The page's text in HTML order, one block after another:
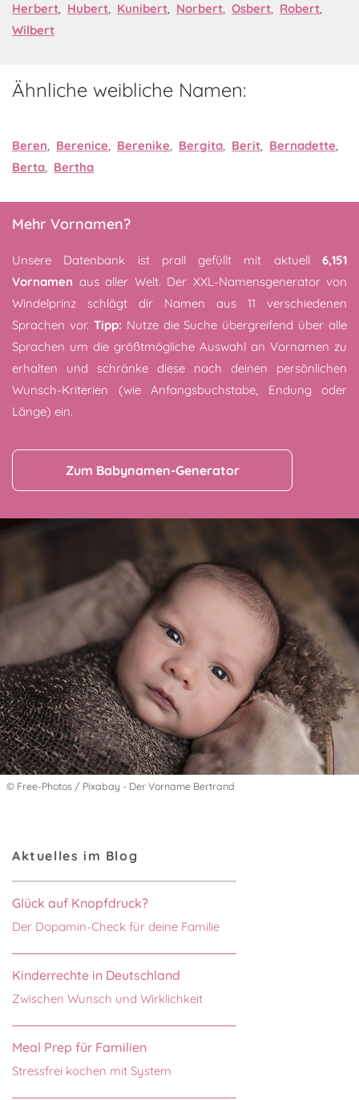
Herbert, Hubert, Kunibert, Norbert, Osbert, Robert,
Wilbert
Ähnliche weibliche Namen:
Beren, Berenice, Berenike, Bergita, Berit, Bernadette,
Berta, Bertha
Mehr Vornamen?
Unsere Datenbank ist prall gefüllt mit aktuell 6,151
Vornamen aus aller Welt. Der XXL-Namensgenerator von
Windelprinz schlägt dir Namen aus 11 verschiedenen
Sprachen vor. Tipp: Nutze die Suche übergreifend über alle
Sprachen um die größtmögliche Auswahl an Vornamen zu
erhalten und schränke diese nach deinen persönlichen
Wunsch-Kriterien (wie Anfangsbuchstabe, Endung oder
Länge) ein.
Zum Babynamen-Generator
© Free-Photos / Pixabay - Der Vorname Bertrand
Aktuelles im Blog
Glück auf Knopfdruck?
Der Dopamin-Check für deine Familie
Kinderrechte in Deutschland
Zwischen Wunsch und Wirklichkeit
Meal Prep für Familien
Stressfrei kochen mit System